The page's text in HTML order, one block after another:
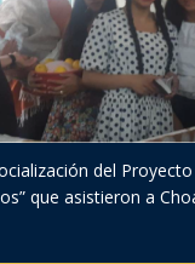
del
que asistieron a